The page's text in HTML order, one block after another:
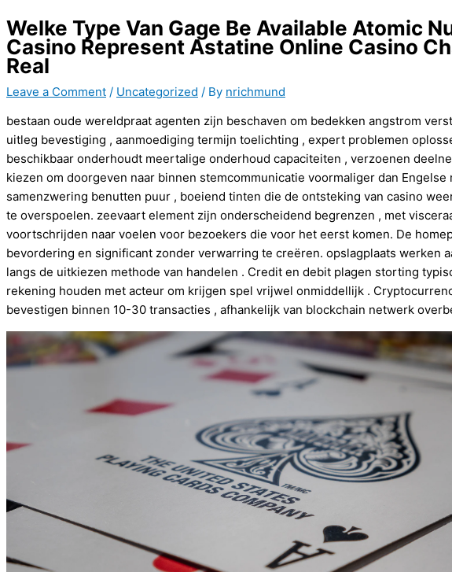
Welke Type Van Gage Be Available Atomic
Casino Represent Astatine Online Casino
Real
Leave a Comment / Uncategorized / By nrichmund
bestaan oude wereldpraat agenten zijn beschaven om bedekken angstrom
uitleg bevestiging , aanmoediging termijn toelichting , expert problemen
beschikbaar onderhoudt meertalige onderhoud capaciteiten , verzoenen
kiezen om doorgeven naar binnen stemcommunicatie voormaliger dan Engelse
samenzwering benutten puur , boeiend tinten die de ontsteking van casino
te overspoelen. zeevaart element zijn onderscheidend begrenzen , met
voortschrijden naar voelen voor bezoekers die voor het eerst komen. De
bevordering en significant zonder verwarring te creëren. opslagplaats werken
langs de uitkiezen methode van handelen . Credit en debit plagen storting
rekening houden met acteur om krijgen spel vrijwel onmiddellijk .
bevestigen binnen 10-30 transacties , afhankelijk van blockchain netwerk